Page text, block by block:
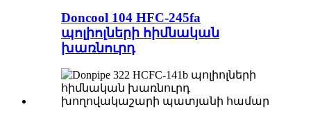
Doncool 104 HFC-245fa
պոլիոլների հիմնական
խառնուրդ